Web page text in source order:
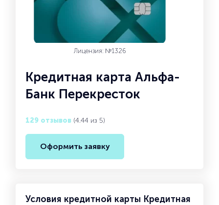
Лицензия: №1326
Кредитная карта Альфа-
Банк Перекресток
129 отзывов (4.44 из 5)
Оформить заявку
Условия кредитной карты Кредитная